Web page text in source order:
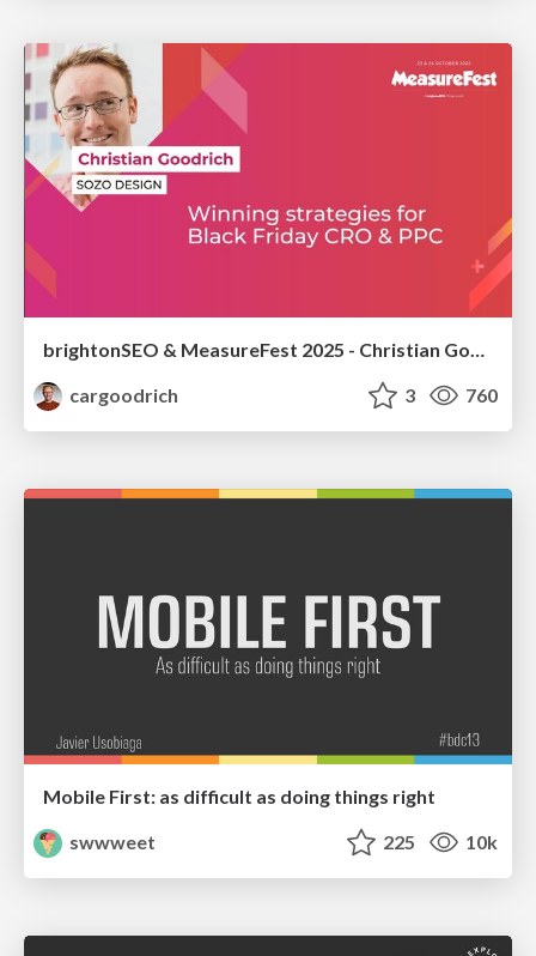
brightonSEO & MeasureFest 2025 - Christian Goodrich - Winning strategies for Black Friday CRO & PPC
cargoodrich
3 760
Mobile First: as difficult as doing things right
swwweet
225 10k